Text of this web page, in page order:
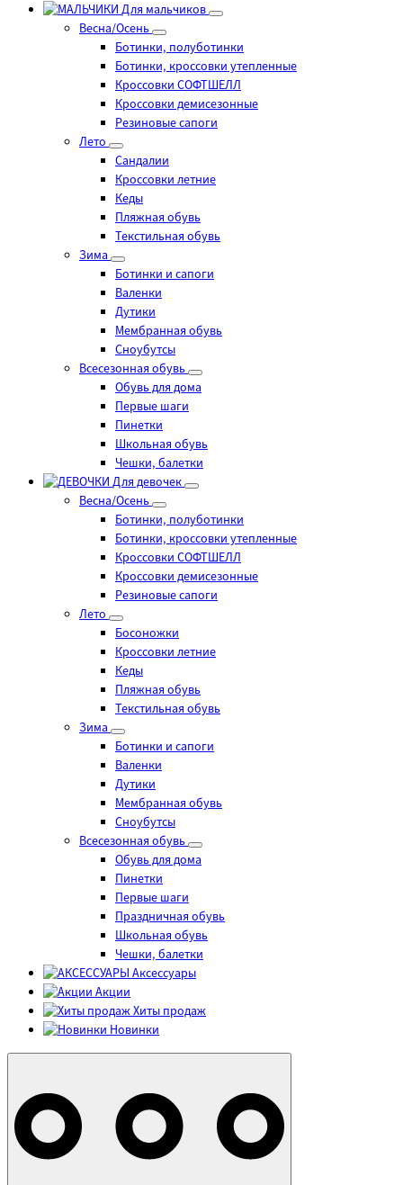
Для мальчиков
Весна/Осень
Ботинки, полуботинки
Ботинки, кроссовки утепленные
Кроссовки СОФТШЕЛЛ
Кроссовки демисезонные
Резиновые сапоги
Лето
Cандалии
Кроссовки летние
Кеды
Пляжная обувь
Текстильная обувь
Зима
Ботинки и сапоги
Валенки
Дутики
Мембранная обувь
Сноубутсы
Всесезонная обувь
Обувь для дома
Первые шаги
Пинетки
Школьная обувь
Чешки, балетки
Для девочек
Весна/Осень
Ботинки, полуботинки
Ботинки, кроссовки утепленные
Кроссовки СОФТШЕЛЛ
Кроссовки демисезонные
Резиновые сапоги
Лето
Босоножки
Кроссовки летние
Кеды
Пляжная обувь
Текстильная обувь
Зима
Ботинки и сапоги
Валенки
Дутики
Мембранная обувь
Сноубутсы
Всесезонная обувь
Обувь для дома
Пинетки
Первые шаги
Праздничная обувь
Школьная обувь
Чешки, балетки
Аксессуары
Акции
Хиты продаж
Новинки